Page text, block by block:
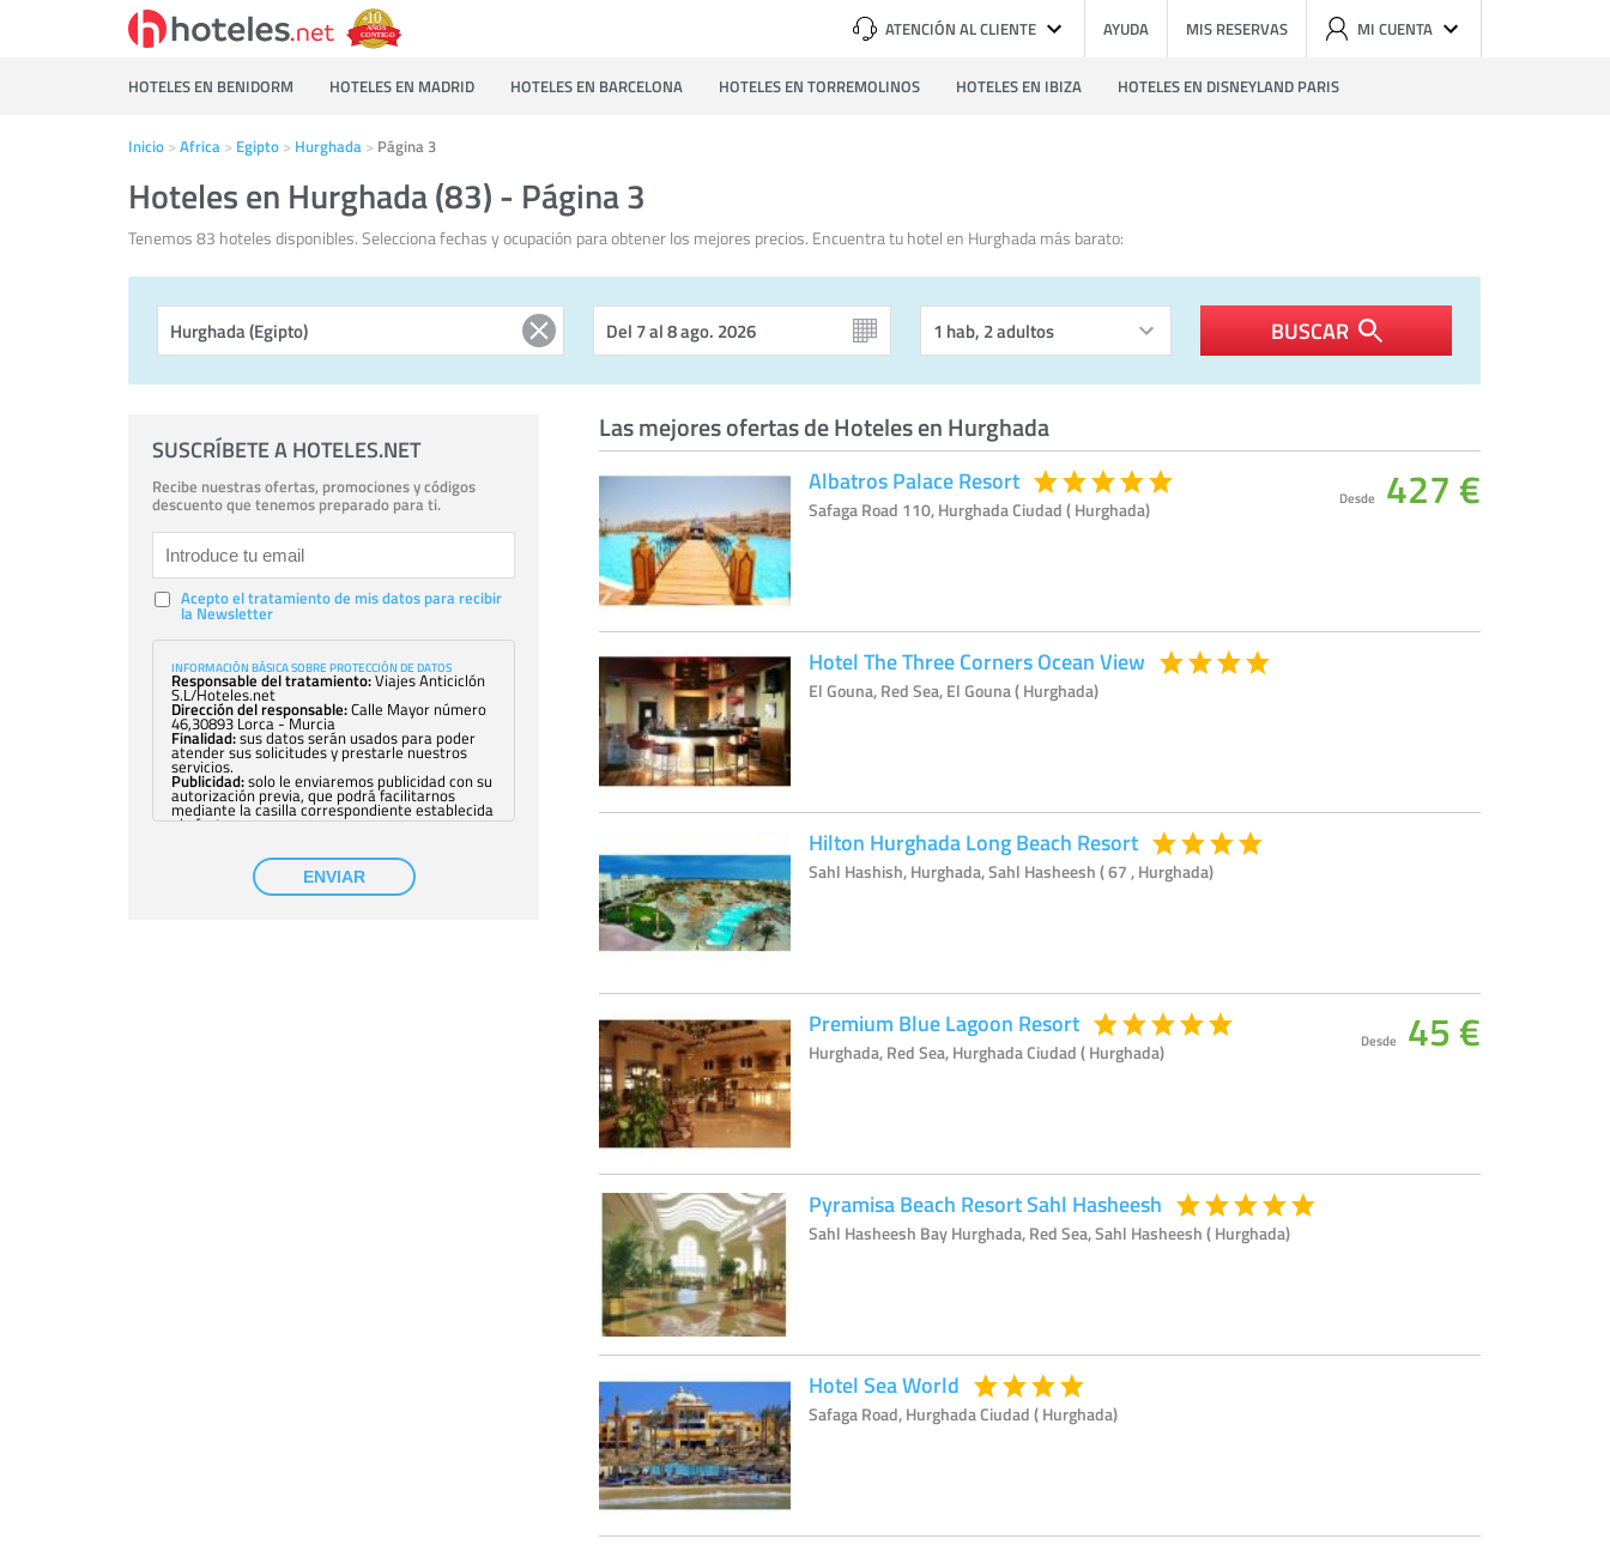
ATENCIÓN AL CLIENTE AYUDA MIS RESERVAS MI CUENTA
HOTELES EN BENIDORM HOTELES EN MADRID HOTELES EN BARCELONA HOTELES EN TORREMOLINOS HOTELES EN IBIZA HOTELES EN DISNEYLAND PARIS
Inicio Africa Egipto Hurghada Página 3
Hoteles en Hurghada (83) - Página 3
Tenemos 83 hoteles disponibles. Selecciona fechas y ocupación para obtener los mejores precios. Encuentra tu hotel en Hurghada más barato:
BUSCAR
Las mejores ofertas de Hoteles en Hurghada
Albatros Palace Resort
Safaga Road 110, Hurghada Ciudad ( Hurghada) Desde 427 €
Hotel The Three Corners Ocean View
El Gouna, Red Sea, El Gouna ( Hurghada)
Hilton Hurghada Long Beach Resort
Sahl Hashish, Hurghada, Sahl Hasheesh ( 67 , Hurghada)
Premium Blue Lagoon Resort
Hurghada, Red Sea, Hurghada Ciudad ( Hurghada) Desde 45 €
Pyramisa Beach Resort Sahl Hasheesh
Sahl Hasheesh Bay Hurghada, Red Sea, Sahl Hasheesh ( Hurghada)
Hotel Sea World
Safaga Road, Hurghada Ciudad ( Hurghada)
SUSCRÍBETE A HOTELES.NET
Recibe nuestras ofertas, promociones y códigos
descuento que tenemos preparado para ti.
Acepto el tratamiento de mis datos para recibir
la Newsletter
INFORMACIÓN BÁSICA SOBRE PROTECCIÓN DE DATOS
Responsable del tratamiento:Viajes Anticiclón
S.L/Hoteles.net
Dirección del responsable:Calle Mayor número
46,30893 Lorca - Murcia
Finalidad:sus datos serán usados para poder
atender sus solicitudes y prestarle nuestros
servicios.
Publicidad:solo le enviaremos publicidad con su
autorización previa, que podrá facilitarnos
mediante la casilla correspondiente establecida
al efecto.
con su consentimiento previo, que podrá
facilitarnos mediante la casilla correspondiente
establecida al efecto.
Destinatarios:con carácter general, sólo el
ENVIAR